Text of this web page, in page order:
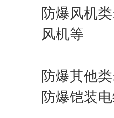
防爆风机
风机等
防爆其他
防爆铠装